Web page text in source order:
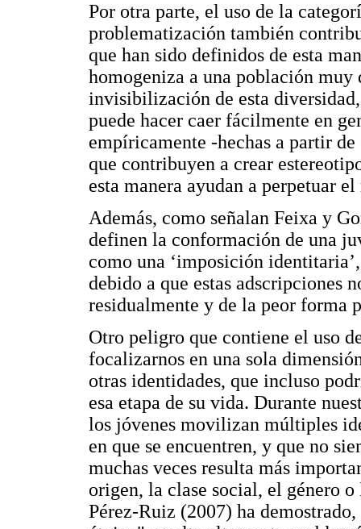
Por otra parte, el uso de la
problematización también
que han sido definidos de esta
homogeniza a una población muy
invisibilización de esta
puede hacer caer fácilmente en
empíricamente -hechas a partir
que contribuyen a crear
esta manera ayudan a perpetuar
Además, como señalan Feixa y
definen la conformación de una
como una ‘imposición
debido a que estas adscripciones
residualmente y de la peor forma
Otro peligro que contiene el uso
focalizarnos en una sola
otras identidades, que incluso
esa etapa de su vida. Durante
los jóvenes movilizan múltiples
en que se encuentren, y que no
muchas veces resulta más
origen, la clase social, el género
Pérez-Ruiz (2007) ha